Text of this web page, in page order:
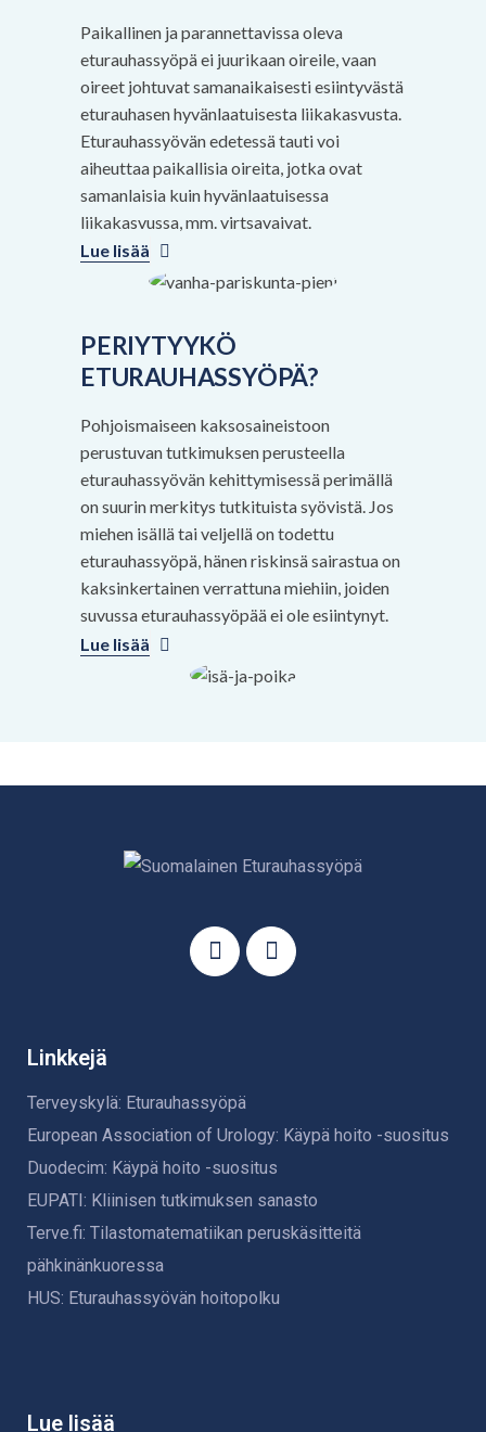
Paikallinen ja parannettavissa oleva
eturauhassyöpä ei juurikaan oireile, vaan
oireet johtuvat samanaikaisesti esiintyvästä
eturauhasen hyvänlaatuisesta liikakasvusta.
Eturauhassyövän edetessä tauti voi
aiheuttaa paikallisia oireita, jotka ovat
samanlaisia kuin hyvänlaatuisessa
liikakasvussa, mm. virtsavaivat.
Lue lisää
PERIYTYYKÖ
ETURAUHASSYÖPÄ?
Pohjoismaiseen kaksosaineistoon
perustuvan tutkimuksen perusteella
eturauhassyövän kehittymisessä perimällä
on suurin merkitys tutkituista syövistä. Jos
miehen isällä tai veljellä on todettu
eturauhassyöpä, hänen riskinsä sairastua on
kaksinkertainen verrattuna miehiin, joiden
suvussa eturauhassyöpää ei ole esiintynyt.
Lue lisää
Linkkejä
Terveyskylä: Eturauhassyöpä
European Association of Urology: Käypä hoito -suositus
Duodecim: Käypä hoito -suositus
EUPATI: Kliinisen tutkimuksen sanasto
Terve.fi: Tilastomatematiikan peruskäsitteitä
pähkinänkuoressa
HUS: Eturauhassyövän hoitopolku
Lue lisää